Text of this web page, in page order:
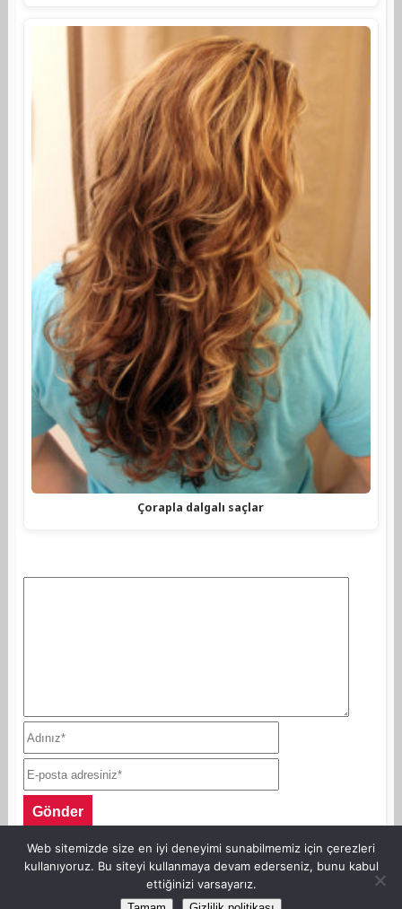
Çorapla dalgalı saçlar
©Copyright AnneKaz.com 2007. Her hakkı saklıdır.
Web sitemizde size en iyi deneyimi sunabilmemiz için çerezleri
kullanıyoruz. Bu siteyi kullanmaya devam ederseniz, bunu kabul
ettiğinizi varsayarız.